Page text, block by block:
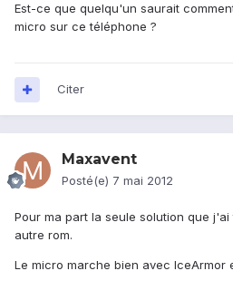
Est-ce que quelqu'un saurait
micro sur ce téléphone ?
Citer
Maxavent
Posté(e) 7 mai 2012
Pour ma part la seule solution que
autre rom.
Le micro marche bien avec IceArmor